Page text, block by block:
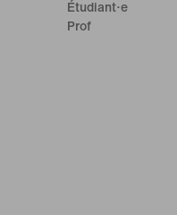
Étudiant·e
Prof